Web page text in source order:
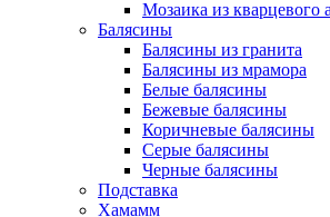
Мозаика из кварцевого
Балясины
Балясины из гранита
Балясины из мрамора
Белые балясины
Бежевые балясины
Коричневые балясины
Серые балясины
Черные балясины
Подставка
Хамамм